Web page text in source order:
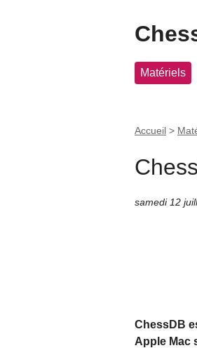
Matériels
Accueil >
samedi 12
ChessDB
Apple Mac